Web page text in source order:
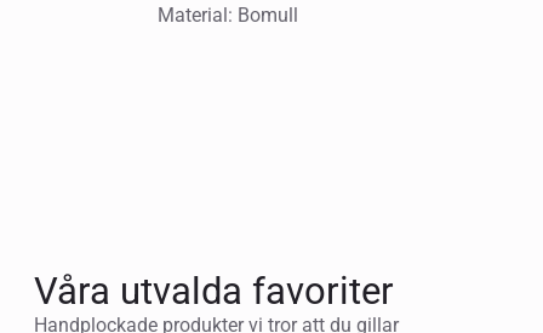
Material: Bomull
Våra utvalda favoriter
Handplockade produkter vi tror att du gillar